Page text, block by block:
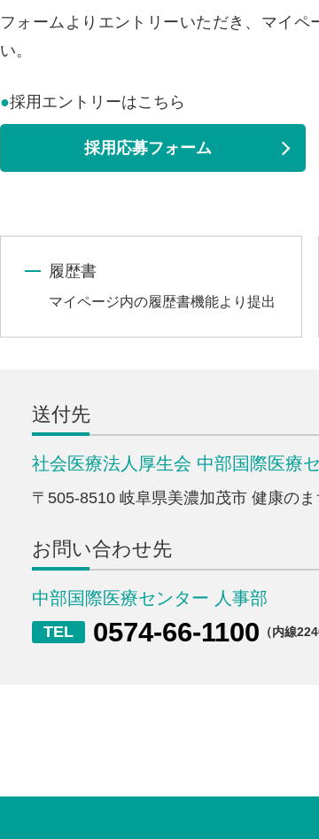
フォームよりエントリーいただき、マイ
い。
●採用エントリーはこちら
採用応募フォーム
履歴書
マイページ内の履歴書機能より提出
送付先
社会医療法人厚生会 中部国際医療
〒505-8510 岐阜県美濃加茂市 健康の
お問い合わせ先
中部国際医療センター 人事部
0574-66-1100 （内線